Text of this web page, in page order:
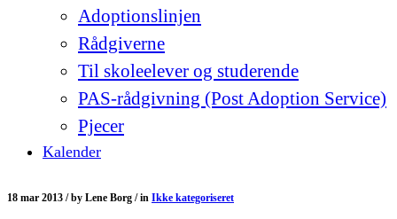
Adoptionslinjen
Rådgiverne
Til skoleelever og studerende
PAS-rådgivning (Post Adoption Service)
Pjecer
Kalender
18 mar 2013 /by Lene Borg /in Ikke kategoriseret